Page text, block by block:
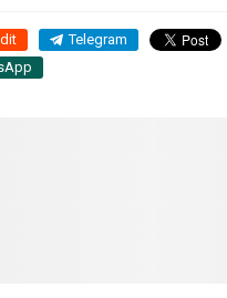
Telegram